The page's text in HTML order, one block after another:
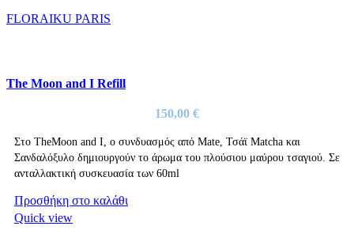
FLORAIKU PARIS
The Moon and I Refill
150,00 €
Στo TheMoon and I, ο συνδυασμός από Mate, Τσάϊ Matcha και
Σανδαλόξυλο δημιουργούν το άρωμα του πλούσιου μαύρου τσαγιού. Σε
ανταλλακτική συσκευασία των 60ml
Προσθήκη στο καλάθι
Quick view